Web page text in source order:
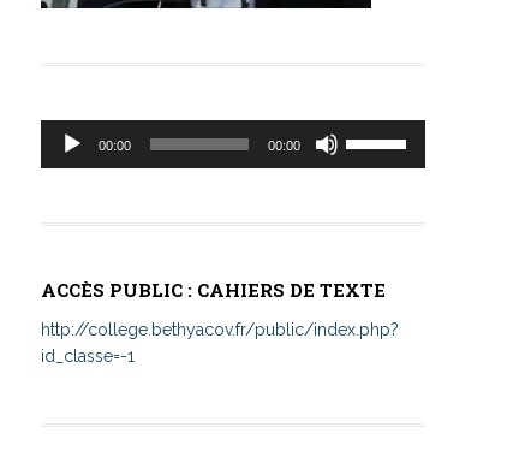
Lecteur
audio
00:00 00:00
ou
ACCÈS PUBLIC : CAHIERS DE TEXTE
http://college.bethyacov.fr/public/index.php?
id_classe=-1